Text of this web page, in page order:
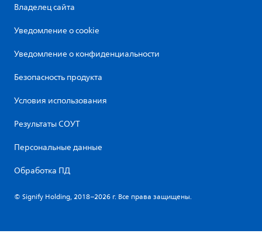
Владелец сайта
Уведомление о cookie
Уведомление о конфиденциальности
Безопасность продукта
Условия использования
Результаты СОУТ
Персональные данные
Обработка ПД
© Signify Holding, 2018–2026 г. Все права защищены.